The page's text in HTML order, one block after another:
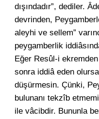
dışındadır”, dediler.
devrinden,
aleyhi ve sellem”
peygamberlik
Eğer Resûl-i
sonra iddiâ eden
düşürmesin. Çünki,
bulunanı tekzîb
ile vâcibdir. Bununla